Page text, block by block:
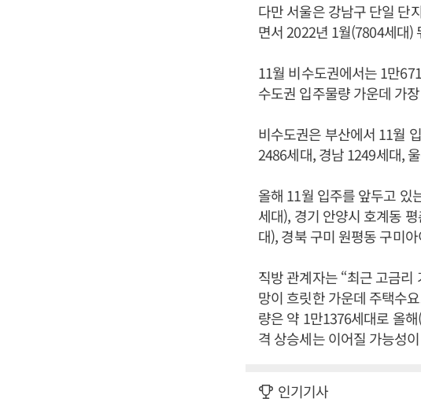
다만 서울은 강남구 단일 단
면서 2022년 1월(7804세대)
11월 비수도권에서는 1만
수도권 입주물량 가운데 가
비수도권은 부산에서 11월
2486세대, 경남 1249세대,
올해 11월 입주를 앞두고 있
세대), 경기 안양시 호계동
대), 경북 구미 원평동 구미
직방 관계자는 “최근 고금
망이 흐릿한 가운데 주택수
량은 약 1만1376세대로 올
격 상승세는 이어질 가능성
인기기사